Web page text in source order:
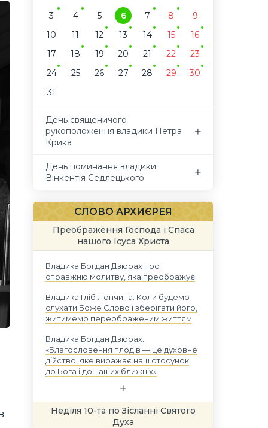
3
4 5 6 7 8
9
10
11 12 13 14 15
16
17
18 19 20 21 22
23
24
25 26 27 28 29
30
31
День священичого
рукоположення владики Петра
Крика
День поминання владики
Вінкентія Седлецького
СЛОВО АРХИЄРЕЯ
Преображення Господа і Спаса
нашого Ісуса Христа
Владика Богдан Дзюрах про
справжню молитву, яка преображує
Владика Гліб Лончина: Коли будемо
слухати Боже Слово і зберігати його,
житимемо переображеним життям
Владика Богдан Дзюрах:
«Благословення плодів — це духовне
дійство, яке виражає наш стосунок
до Бога і до наших ближніх»
Неділя 10-та по Зісланні Святого
Духа